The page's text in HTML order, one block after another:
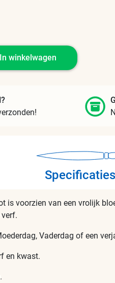
In winkelwagen
Specificaties
is voorzien van een vrolijk
Vaderdag of een
en kwast.